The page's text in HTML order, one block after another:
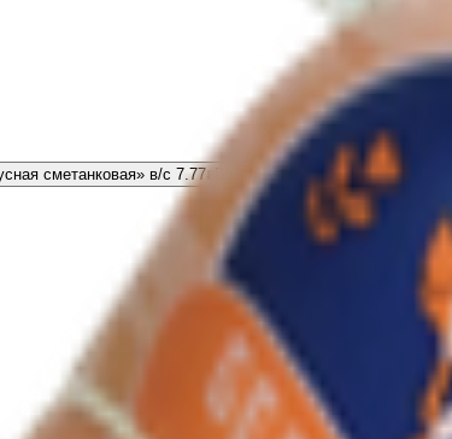
сметанковая» в/с 7.77BYN